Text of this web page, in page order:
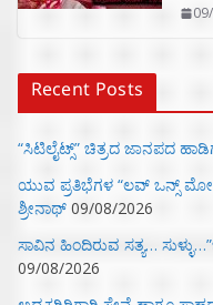
Recent Posts
“ಸಿಟಿಲೈಟ್ಸ್‌” ಚಿತ್ರದ ಜಾನಪದ
ಯುವ ಪ್ರತಿಭೆಗಳ “ಲವ್ ಒನ್ಸ್
ಶ್ರೀನಾಥ್ 09/08/2026
ಸಾವಿನ ಹಿಂದಿರುವ ಸತ್ಯ…
09/08/2026